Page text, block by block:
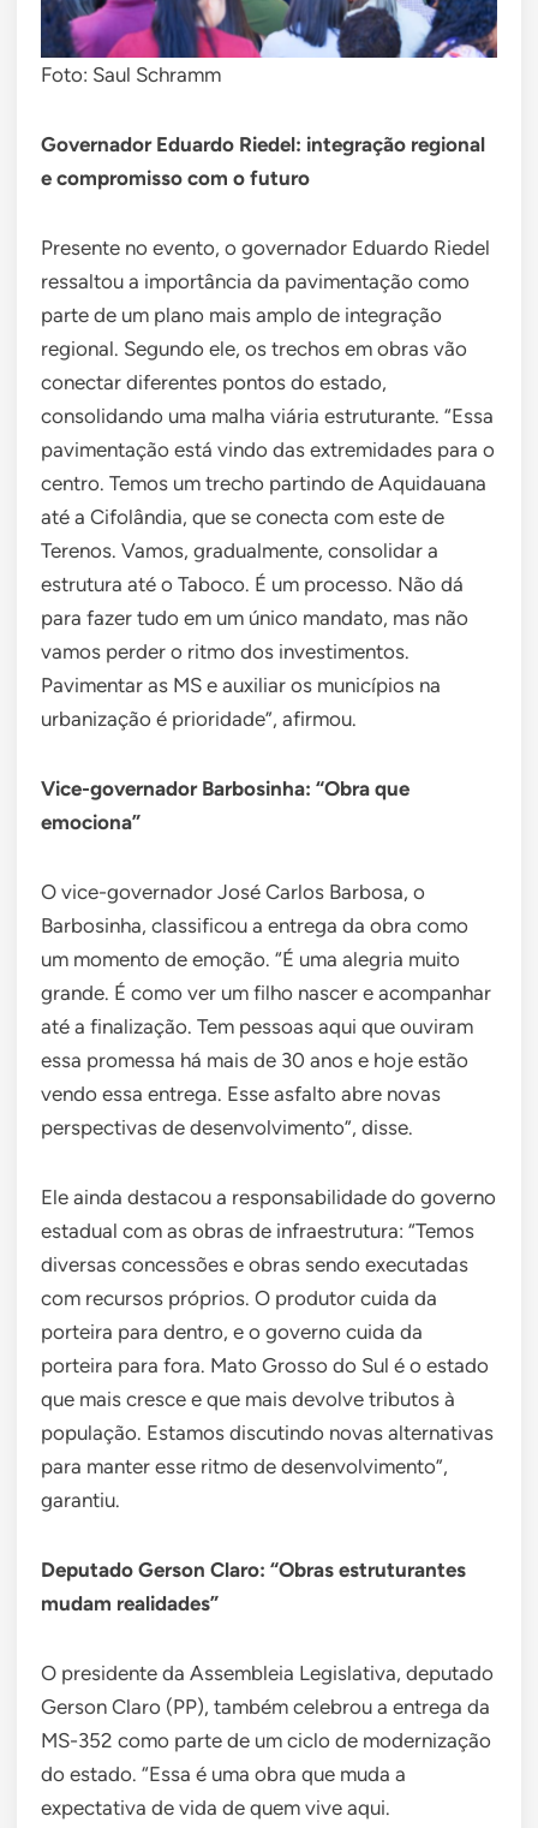
Foto: Saul Schramm
Governador Eduardo Riedel: integração regional
e compromisso com o futuro
Presente no evento, o governador Eduardo Riedel
ressaltou a importância da pavimentação como
parte de um plano mais amplo de integração
regional. Segundo ele, os trechos em obras vão
conectar diferentes pontos do estado,
consolidando uma malha viária estruturante. “Essa
pavimentação está vindo das extremidades para o
centro. Temos um trecho partindo de Aquidauana
até a Cifolândia, que se conecta com este de
Terenos. Vamos, gradualmente, consolidar a
estrutura até o Taboco. É um processo. Não dá
para fazer tudo em um único mandato, mas não
vamos perder o ritmo dos investimentos.
Pavimentar as MS e auxiliar os municípios na
urbanização é prioridade”, afirmou.
Vice-governador Barbosinha: “Obra que
emociona”
O vice-governador José Carlos Barbosa, o
Barbosinha, classificou a entrega da obra como
um momento de emoção. “É uma alegria muito
grande. É como ver um filho nascer e acompanhar
até a finalização. Tem pessoas aqui que ouviram
essa promessa há mais de 30 anos e hoje estão
vendo essa entrega. Esse asfalto abre novas
perspectivas de desenvolvimento”, disse.
Ele ainda destacou a responsabilidade do governo
estadual com as obras de infraestrutura: “Temos
diversas concessões e obras sendo executadas
com recursos próprios. O produtor cuida da
porteira para dentro, e o governo cuida da
porteira para fora. Mato Grosso do Sul é o estado
que mais cresce e que mais devolve tributos à
população. Estamos discutindo novas alternativas
para manter esse ritmo de desenvolvimento”,
garantiu.
Deputado Gerson Claro: “Obras estruturantes
mudam realidades”
O presidente da Assembleia Legislativa, deputado
Gerson Claro (PP), também celebrou a entrega da
MS-352 como parte de um ciclo de modernização
do estado. “Essa é uma obra que muda a
expectativa de vida de quem vive aqui.